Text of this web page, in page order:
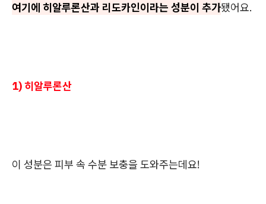
여기에 히알루론산과 리도카인이라는 성분이 추가됐어요.
1) 히알루론산
이 성분은 피부 속 수분 보충을 도와주는데요!